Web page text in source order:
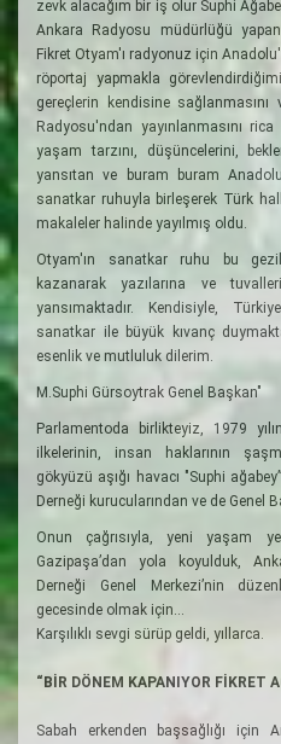
zevk alacağım bir iş olur Suphi
Ankara Radyosu müdürlüğü
Fikret Otyam'ı radyonuz için
röportaj yapmakla
gereçlerin kendisine sağlanmasını
Radyosu'ndan yayınlanmasını
yaşam tarzını, düşüncelerini,
yansıtan ve buram buram
sanatkar ruhuyla birleşerek Türk
makaleler halinde yayılmış oldu.
Otyam'ın sanatkar ruhu bu
kazanarak yazılarına ve
yansımaktadır. Kendisiyle,
sanatkar ile büyük kıvanç
esenlik ve mutluluk dilerim.
M.Suphi Gürsoytrak Genel Başkan"
Parlamentoda birlikteyiz, 1979
ilkelerinin, insan haklarının
gökyüzü aşığı havacı "Suphi
Derneği kurucularından ve de Genel
Onun çağrısıyla, yeni yaşam
Gazipaşa’dan yola koyulduk,
Derneği Genel Merkezi’nin
gecesinde olmak için...
Karşılıklı sevgi sürüp geldi, yıllarca.
“BİR DÖNEM KAPANIYOR FİKRET
Sabah erkenden başsağlığı için